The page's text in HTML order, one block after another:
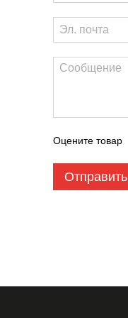
Оцените товар
Отправить